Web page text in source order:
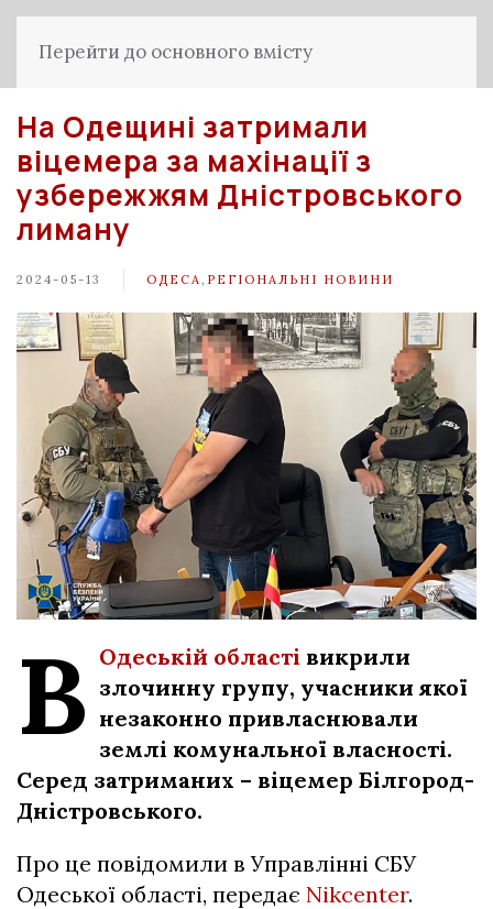
Перейти до основного вмісту
На Одещині затримали
віцемера за махінації з
узбережжям Дністровського
лиману
2024-05-13 ОДЕСА РЕГІОНАЛЬНІ НОВИНИ
В Одеській області викрили
злочинну групу, учасники якої
незаконно привласнювали
землі комунальної власності.
Серед затриманих – віцемер Білгород-
Дністровського.
Про це повідомили в Управлінні СБУ
Одеської області, передає Nikcenter.